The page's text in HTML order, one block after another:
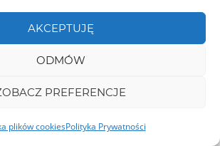
AKCEPTUJĘ
ODMÓW
PREFERENCJE
plików cookiesPolityka Prywatności
Munţii Bodoc